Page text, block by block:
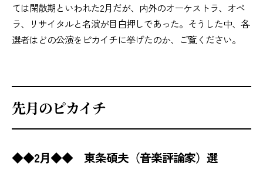
ては閑散期といわれた2月だが、内外のオーケストラ、オペ
ラ、リサイタルと名演が目白押しであった。そうした中、各
選者はどの公演をピカイチに挙げたのか、ご覧ください。
先月のピカイチ
◆◆2月◆◆ 東条碩夫（音楽評論家）選